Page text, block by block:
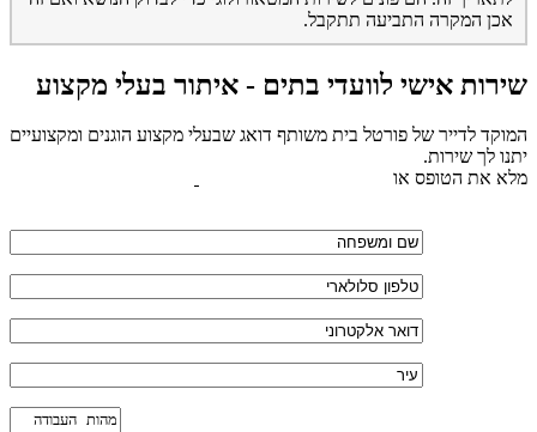
אכן המקרה התביעה תתקבל.
שירות אישי לוועדי בתים - איתור בעלי מקצוע
המוקד לדייר של פורטל בית משותף דואג שבעלי מקצוע הוגנים ומקצועיים
יתנו לך שירות.
מלא את הטופס או